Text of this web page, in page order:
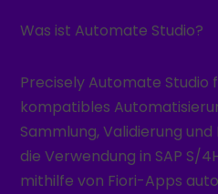
Was ist Automate Studio?
Precisely Automate Studio
kompatibles
Sammlung, Validierung
die Verwendung in SAP S/
mithilfe von Fiori-Apps